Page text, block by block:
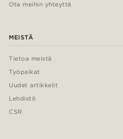
Ota meihin yhteyttä
MEISTÄ
Tietoa meistä
Työpaikat
Uudet artikkelit
Lehdistö
CSR